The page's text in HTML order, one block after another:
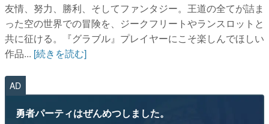
友情、努力、勝利、そしてファンタジー。王道の全てが詰ま
った空の世界での冒険を、ジークフリートやランスロットと
共に征ける。『グラブル』プレイヤーにこそ楽しんでほしい
作品... [続きを読む]
AD
勇者パーティはぜんめつしました。